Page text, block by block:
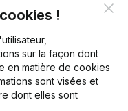
!
sur la façon dont
en matière de cookies
sont visées et
dont elles sont
d’entreprise